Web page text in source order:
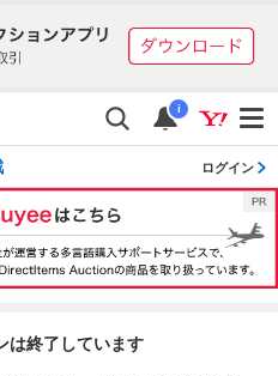
i
ログイン
は終了しています